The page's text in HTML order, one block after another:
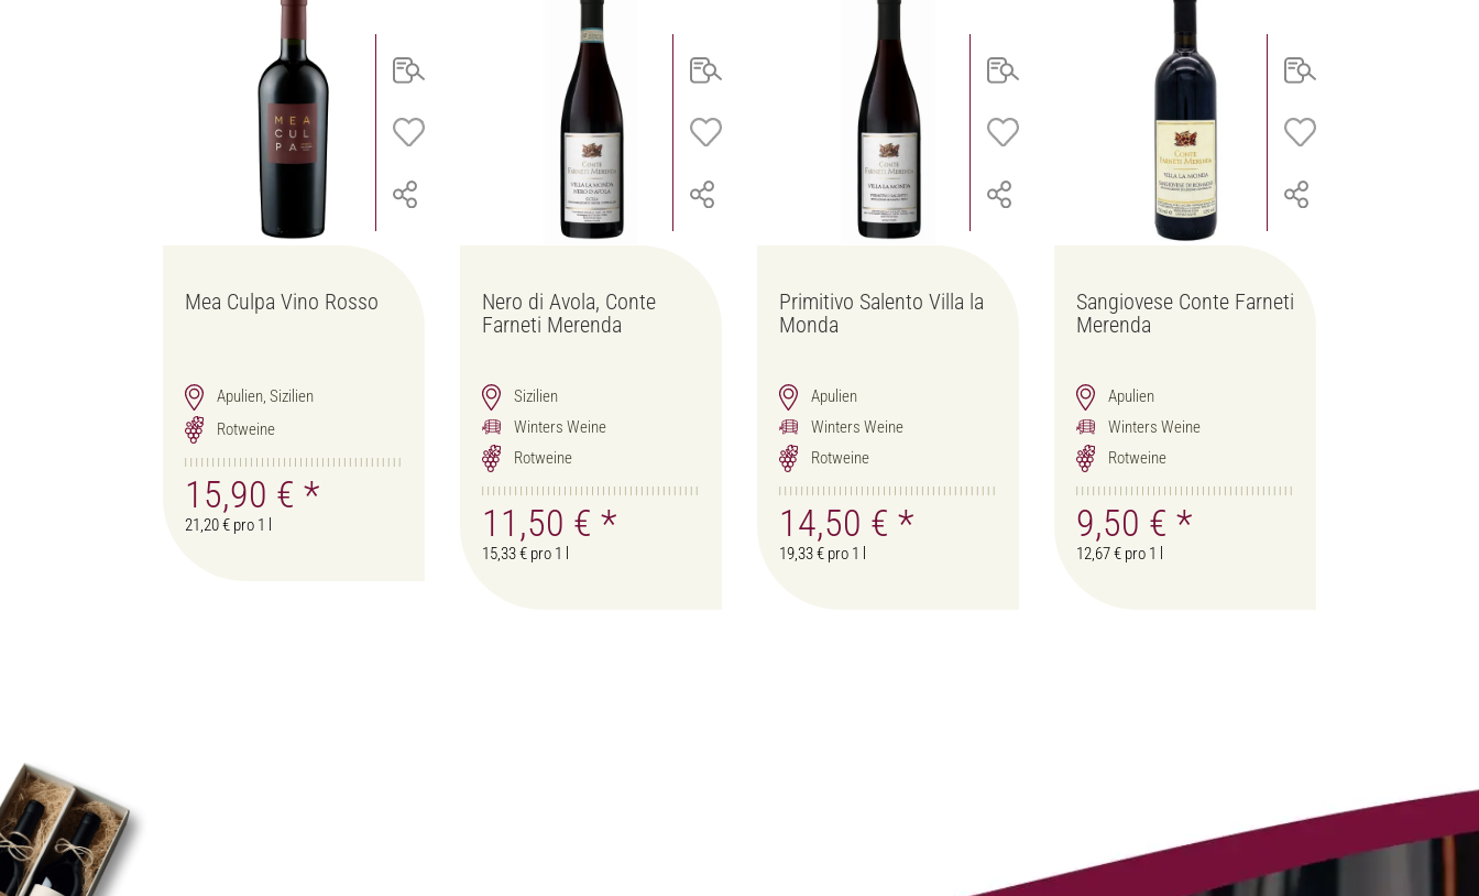
Mea Culpa Vino Rosso
Apulien, Sizilien
Rotweine
15,90 € *
21,20 € pro 1 l
Nero di Avola, Conte
Farneti Merenda
Sizilien
Winters Weine
Rotweine
11,50 € *
15,33 € pro 1 l
Primitivo Salento Villa la
Monda
Apulien
Winters Weine
Rotweine
14,50 € *
19,33 € pro 1 l
Sangiovese Conte Farneti
Merenda
Apulien
Winters Weine
Rotweine
9,50 € *
12,67 € pro 1 l